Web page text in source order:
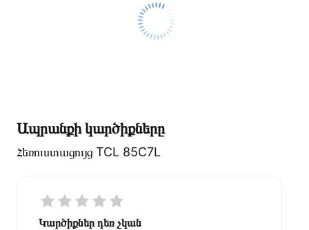
Ապրանքի կարծիքները
Հեռուստացույց TCL 85C7L
Կարծիքներ դեռ չկան